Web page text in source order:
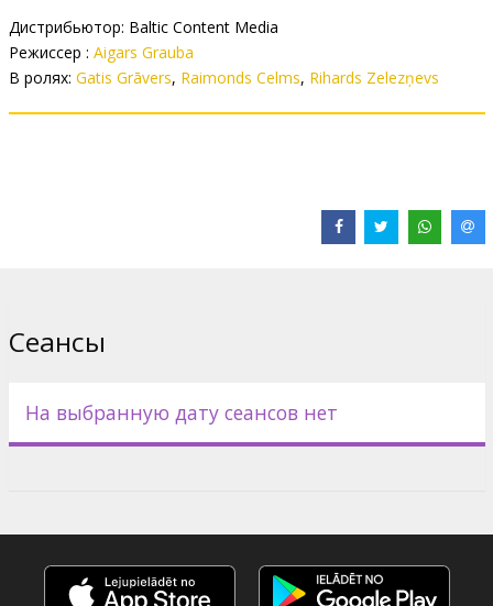
Дистрибьютор: Baltic Content Media
Pежиссер : Aigars Grauba
В ролях: Gatis Grāvers, Raimonds Celms, Rihards Zelezņevs
Сеансы
На выбранную дату сеансов нет